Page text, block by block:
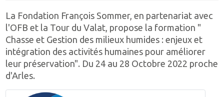
La Fondation François Sommer, en partenariat avec
l'OFB et la Tour du Valat, propose la formation "
Chasse et Gestion des milieux humides : enjeux et
intégration des activités humaines pour améliorer
leur préservation". Du 24 au 28 Octobre 2022 proche
d'Arles.